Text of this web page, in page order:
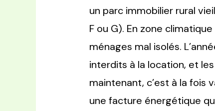
un parc immobilier rural
F ou G). En zone climatique
ménages mal isolés.
interdits à la location, et
maintenant, c’est à la fois
une facture énergétique